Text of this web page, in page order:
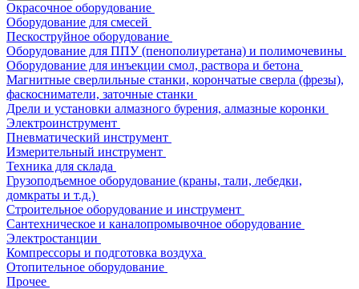
Окрасочное оборудование
Оборудование для смесей
Пескоструйное оборудование
Оборудование для ППУ (пенополиуретана) и полимочевины
Оборудование для инъекции смол, раствора и бетона
Магнитные сверлильные станки, корончатые сверла (фрезы),
фаскосниматели, заточные станки
Дрели и установки алмазного бурения, алмазные коронки
Электроинструмент
Пневматический инструмент
Измерительный инструмент
Техника для склада
Грузоподъемное оборудование (краны, тали, лебедки,
домкраты и т.д.)
Строительное оборудование и инструмент
Сантехническое и каналопромывочное оборудование
Электростанции
Компрессоры и подготовка воздуха
Отопительное оборудование
Прочее